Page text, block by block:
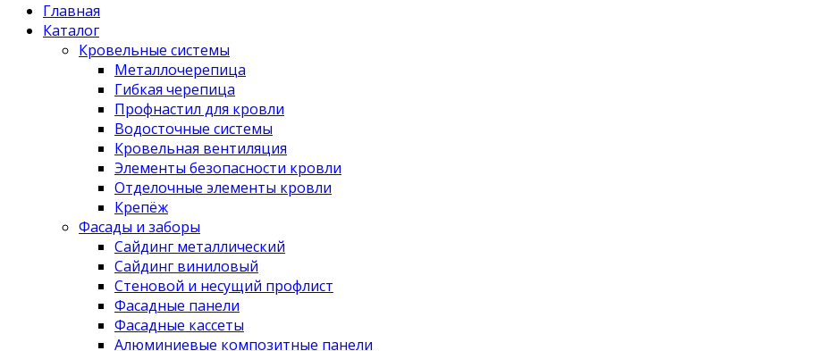
Главная
Каталог
Кровельные системы
Металлочерепица
Гибкая черепица
Профнастил для кровли
Водосточные системы
Кровельная вентиляция
Элементы безопасности кровли
Отделочные элементы кровли
Крепёж
Фасады и заборы
Сайдинг металлический
Сайдинг виниловый
Стеновой и несущий профлист
Фасадные панели
Фасадные кассеты
Алюминиевые композитные панели